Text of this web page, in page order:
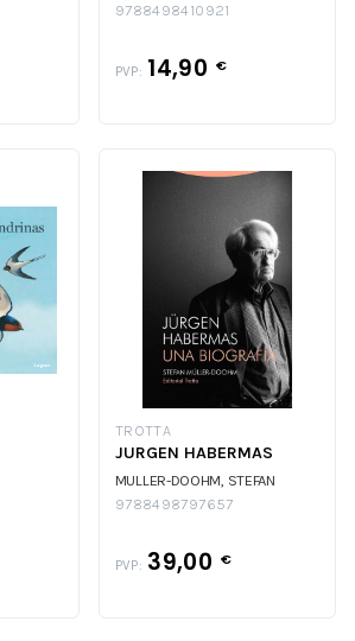
9788498410921
PVP: 14,90 €
TROTTA
JURGEN HABERMAS
MULLER-DOOHM, STEFAN
9788498797657
PVP: 39,00 €